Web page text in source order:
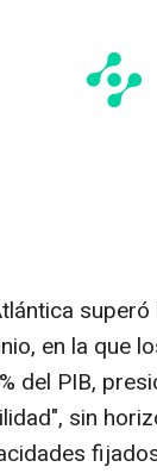
en la que
del PIB,
sin